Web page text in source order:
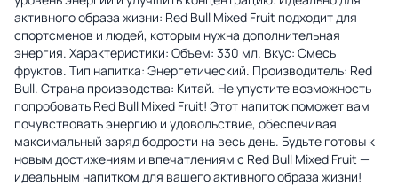
активного образа жизни: Red Bull Mixed Fruit подходит для
спортсменов и людей, которым нужна дополнительная
энергия. Характеристики: Объем: 330 мл. Вкус: Смесь
фруктов. Тип напитка: Энергетический. Производитель: Red
Bull. Страна производства: Китай. Не упустите возможность
попробовать Red Bull Mixed Fruit! Этот напиток поможет вам
почувствовать энергию и удовольствие, обеспечивая
максимальный заряд бодрости на весь день. Будьте готовы к
новым достижениям и впечатлениям с Red Bull Mixed Fruit —
идеальным напитком для вашего активного образа жизни!